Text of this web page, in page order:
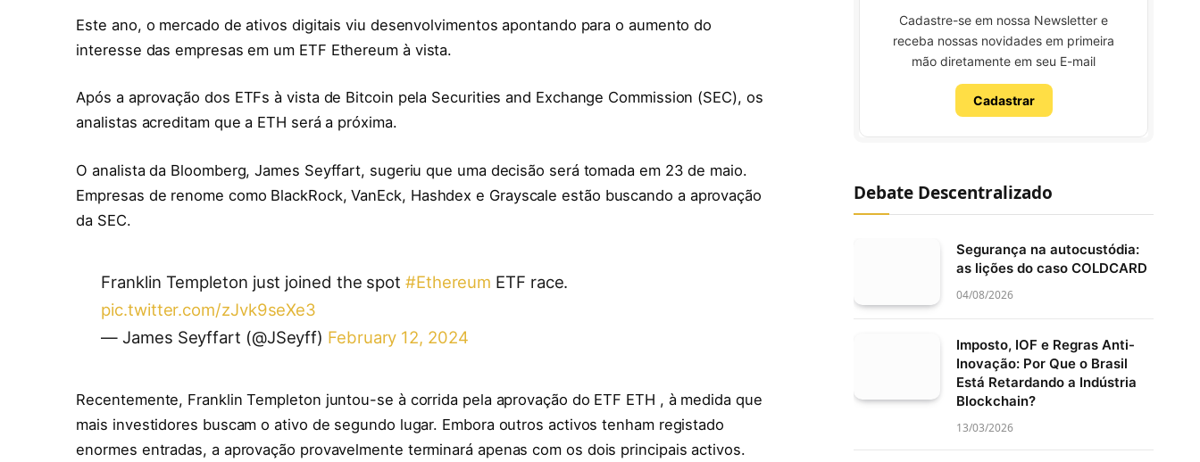
Este ano, o mercado de ativos digitais viu desenvolvimentos apontando para o aumento do
interesse das empresas em um ETF Ethereum à vista.
Após a aprovação dos ETFs à vista de Bitcoin pela Securities and Exchange Commission (SEC), os
analistas acreditam que a ETH será a próxima.
O analista da Bloomberg, James Seyffart, sugeriu que uma decisão será tomada em 23 de maio.
Empresas de renome como BlackRock, VanEck, Hashdex e Grayscale estão buscando a aprovação
da SEC.
Franklin Templeton just joined the spot #Ethereum ETF race.
pic.twitter.com/zJvk9seXe3
— James Seyffart (@JSeyff) February 12, 2024
Recentemente, Franklin Templeton juntou-se à corrida pela aprovação do ETF ETH , à medida que
mais investidores buscam o ativo de segundo lugar. Embora outros activos tenham registado
enormes entradas, a aprovação provavelmente terminará apenas com os dois principais activos.
Cadastre-se em nossa Newsletter e
receba nossas novidades em primeira
mão diretamente em seu E-mail
Cadastrar
Debate Descentralizado
Segurança na autocustódia:
as lições do caso COLDCARD
04/08/2026
Imposto, IOF e Regras Anti-
Inovação: Por Que o Brasil
Está Retardando a Indústria
Blockchain?
13/03/2026